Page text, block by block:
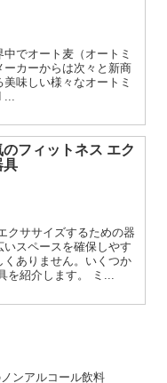
でオート麦（オートミ
カーからは次々と新商
味しい様々なオートミ
フィットネス エク
具
クササイズするための器
スペースを確保しやす
ありません。いくつか
を紹介します。 ミ...
ンアルコール飲料